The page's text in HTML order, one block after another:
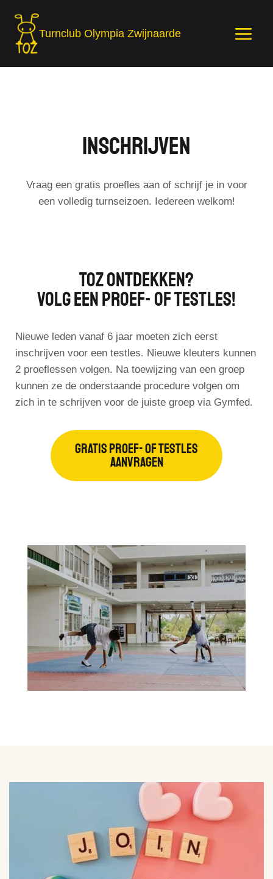
content
Turnclub Olympia Zwijnaarde
Inschrijven
Vraag een gratis proefles aan of schrijf je in voor
een volledig turnseizoen. Iedereen welkom!
Toz Ontdekken?
Volg Een Proef- Of Testles!
Nieuwe leden vanaf 6 jaar moeten zich eerst
inschrijven voor een testles. Nieuwe kleuters kunnen
2 proeflessen volgen. Na toewijzing van een groep
kunnen ze de onderstaande procedure volgen om
zich in te schrijven voor de juiste groep via Gymfed.
GRATIS PROEF- OF TESTLES
AANVRAGEN